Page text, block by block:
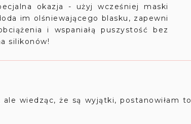
okazja - użyj wcześniej maski
im olśniewającego blasku, zapewni
i wspaniałą puszystość bez
silikonów!
wiedząc, że są wyjątki, postanowiłam to